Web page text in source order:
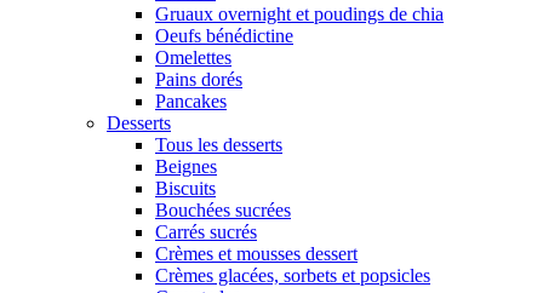
Gruaux overnight et poudings de chia
Oeufs bénédictine
Omelettes
Pains dorés
Pancakes
Desserts
Tous les desserts
Beignes
Biscuits
Bouchées sucrées
Carrés sucrés
Crèmes et mousses dessert
Crèmes glacées, sorbets et popsicles